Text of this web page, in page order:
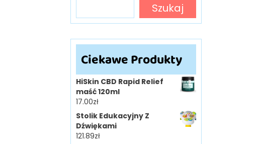
Szukaj
Ciekawe Produkty
HiSkin CBD Rapid Relief
maść 120ml
17.00zł
Stolik Edukacyjny Z
Dźwiękami
121.89zł